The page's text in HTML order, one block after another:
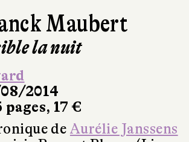
Maubert
la nuit
2014
pages, 17 €
de Aurélie Janssens